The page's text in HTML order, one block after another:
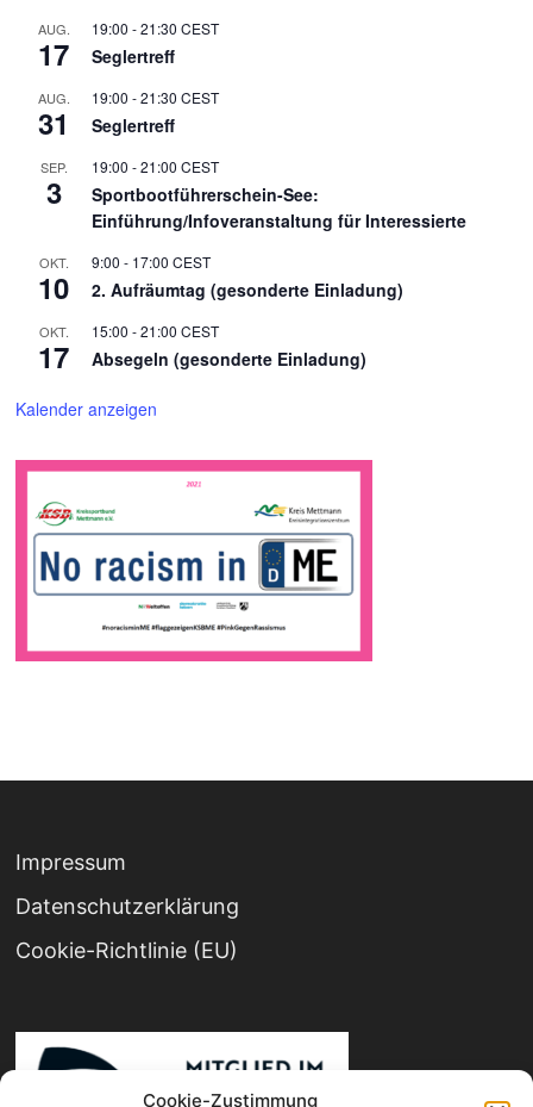
Cookie-Zustimmung
AUG.
17
19:00 -21:30 CEST
Seglertreff
AUG.
31
19:00 -21:30 CEST
Seglertreff
SEP.
3
19:00 -21:00 CEST
Sportbootführerschein-See:
Einführung/Infoveranstaltung für Interessierte
OKT.
10
9:00 - 17:00 CEST
2. Aufräumtag (gesonderte Einladung)
OKT.
17
15:00 -21:00 CEST
Absegeln (gesonderte Einladung)
Kalender anzeigen
Impressum
Datenschutz­erklärung
Cookie-Richtlinie (EU)